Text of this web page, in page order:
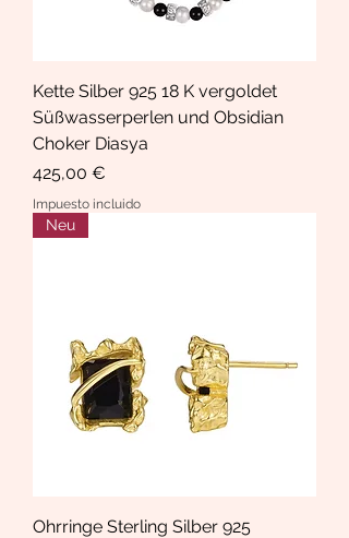
Kette Silber 925 18 K vergoldet
Süßwasserperlen und Obsidian
Choker Diasya
Precio
425,00 €
Impuesto incluido
Neu
Ohrringe Sterling Silber 925